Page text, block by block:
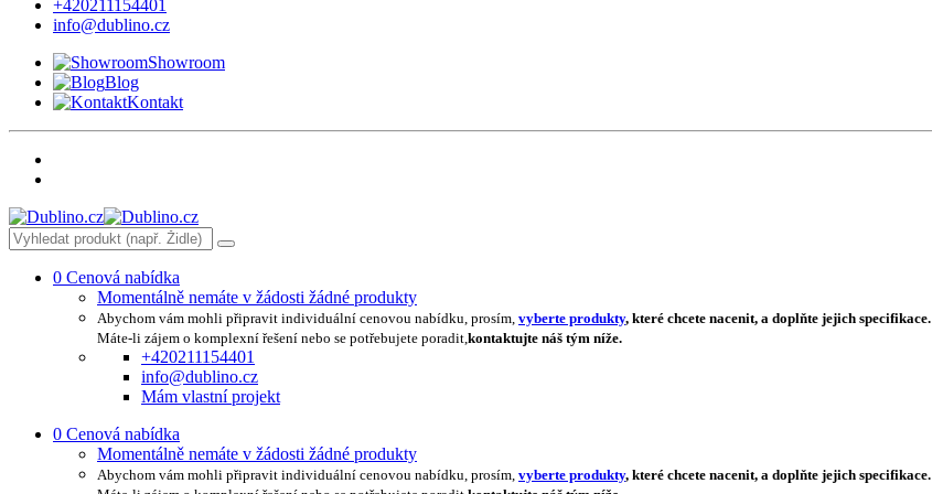
+420211154401
info@dublino.cz
Showroom
Blog
Kontakt
0 Cenová nabídka
Momentálně nemáte v žádosti žádné produkty
Abychom vám mohli připravit individuální cenovou nabídku, prosím, vyberte produkty, které chcete nacenit, a doplňte jejich specifikace.
Máte-li zájem o komplexní řešení nebo se potřebujete poradit,kontaktujte náš tým níže.
+420211154401
info@dublino.cz
Mám vlastní projekt
0 Cenová nabídka
Momentálně nemáte v žádosti žádné produkty
Abychom vám mohli připravit individuální cenovou nabídku, prosím, vyberte produkty, které chcete nacenit, a doplňte jejich specifikace.